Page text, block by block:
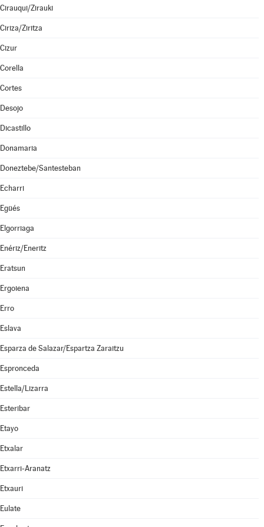
Cirauqui/Zirauki
Ciriza/Ziritza
Cizur
Corella
Cortes
Desojo
Dicastillo
Donamaria
Doneztebe/Santesteban
Echarri
Egüés
Elgorriaga
Enériz/Eneritz
Eratsun
Ergoiena
Erro
Eslava
Esparza de Salazar/Espartza Zaraitzu
Espronceda
Estella/Lizarra
Esteribar
Etayo
Etxalar
Etxarri-Aranatz
Etxauri
Eulate